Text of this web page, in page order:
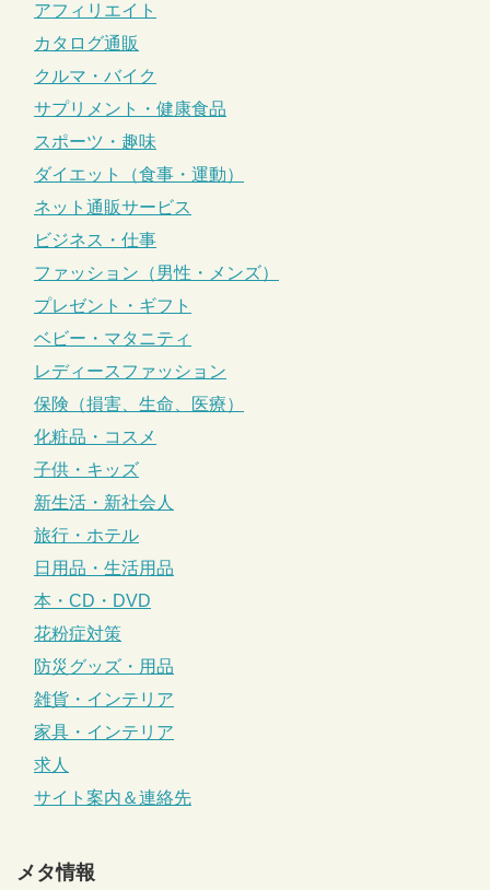
アフィリエイト
カタログ通販
クルマ・バイク
サプリメント・健康食品
スポーツ・趣味
ダイエット（食事・運動）
ネット通販サービス
ビジネス・仕事
ファッション（男性・メンズ）
プレゼント・ギフト
ベビー・マタニティ
レディースファッション
保険（損害、生命、医療）
化粧品・コスメ
子供・キッズ
新生活・新社会人
旅行・ホテル
日用品・生活用品
本・CD・DVD
花粉症対策
防災グッズ・用品
雑貨・インテリア
家具・インテリア
求人
サイト案内＆連絡先
メタ情報